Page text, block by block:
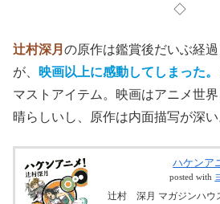
◇
辻村深月 の原作は鑑賞後だいぶ経
が、
映画以上に感動してしまった。
マストアイテム。映画はアニメ世
晴らしいし、原作は内面描写が深い
ハケンア
posted with
辻村 深月 マガジンハウ